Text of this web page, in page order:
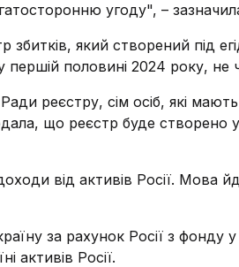
угоду", –
який створений під
половині 2024 року, не
реєстру, сім осіб, які
що реєстр буде створено
від активів Росії. Мова
за рахунок Росії з фонду
активів Росії.